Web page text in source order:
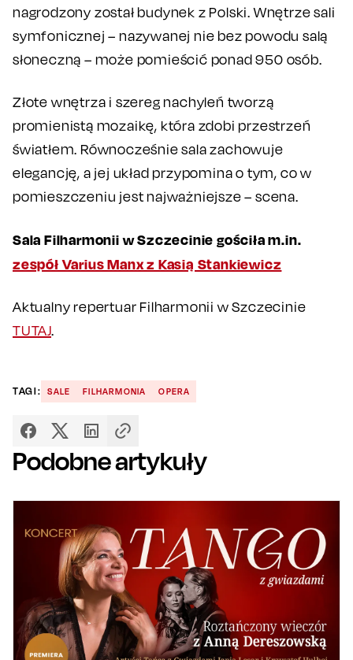
nagrodzony został budynek z Polski. Wnętrze sali
symfonicznej – nazywanej nie bez powodu salą
słoneczną – może pomieścić ponad 950 osób.
Złote wnętrza i szereg nachyleń tworzą
promienistą mozaikę, która zdobi przestrzeń
światłem. Równocześnie sala zachowuje
elegancję, a jej układ przypomina o tym, co w
pomieszczeniu jest najważniejsze – scena.
Sala Filharmonii w Szczecinie gościła m.in.
zespół Varius Manx z Kasią Stankiewicz
Aktualny repertuar Filharmonii w Szczecinie
TUTAJ.
TAGI: SALE FILHARMONIA OPERA
Podobne artykuły